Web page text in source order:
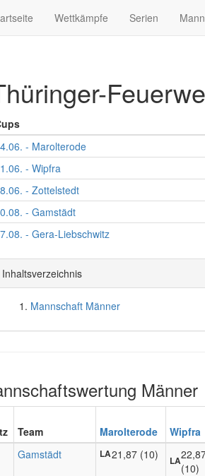
Wettkämpfe Serien
- Marolterode
- Wipfra
- Zottelstedt
- Gamstädt
- Gera-Liebschwitz
Inhaltsverzeichnis
Mannschaft Männer
Männer
Team Marolterode
Wipfra
Gamstädt LA21,87 (10) LA
(10)